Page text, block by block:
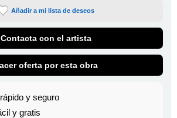
Añadir a mi lista de deseos
Contacta con el artista
oferta por esta obra
y seguro
y gratis